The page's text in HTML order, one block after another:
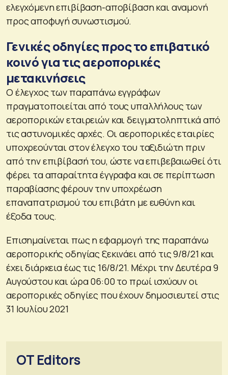
ελεγχόμενη επιβίβαση-αποβίβαση και αναμονή
προς αποφυγή συνωστισμού.
Γενικές οδηγίες προς το επιβατικό
κοινό για τις αεροπορικές
μετακινήσεις
Ο έλεγχος των παραπάνω εγγράφων
πραγματοποιείται από τους υπαλλήλους των
αεροπορικών εταιρειών και δειγματοληπτικά από
τις αστυνομικές αρχές. Οι αεροπορικές εταιρίες
υποχρεούνται στον έλεγχο του ταξιδιώτη πριν
από την επιβίβασή του, ώστε να επιβεβαιωθεί ότι
φέρει τα απαραίτητα έγγραφα και σε περίπτωση
παραβίασης φέρουν την υποχρέωση
επαναπατρισμού του επιβάτη με ευθύνη και
έξοδα τους.
Επισημαίνεται πως η εφαρμογή της παραπάνω
αεροπορικής οδηγίας ξεκινάει από τις 9/8/21 και
έχει διάρκεια έως τις 16/8/21. Μέχρι την Δευτέρα 9
Αυγούστου και ώρα 06:00 το πρωί ισχύουν οι
αεροπορικές οδηγίες που έχουν δημοσιευτεί στις
31 Ιουλίου 2021
OT Editors